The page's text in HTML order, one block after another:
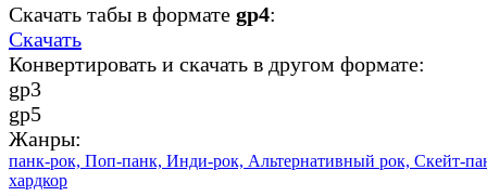
Скачать табы в формате gp4:
Скачать
Конвертировать и скачать в другом формате:
gp3
gp5
Жанры:
панк-рок, Поп-панк, Инди-рок, Альтернативный рок, Скейт-
хардкор